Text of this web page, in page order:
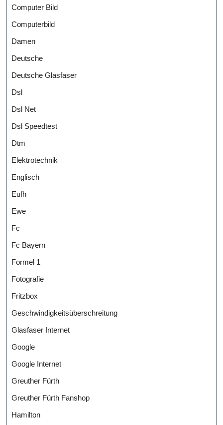
Computer Bild
Computerbild
Damen
Deutsche
Deutsche Glasfaser
Dsl
Dsl Net
Dsl Speedtest
Dtm
Elektrotechnik
Englisch
Eufh
Ewe
Fc
Fc Bayern
Formel 1
Fotografie
Fritzbox
Geschwindigkeitsüberschreitung
Glasfaser Internet
Google
Google Internet
Greuther Fürth
Greuther Fürth Fanshop
Hamilton